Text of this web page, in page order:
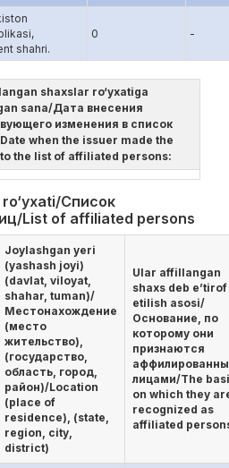
shаhri.
0 -
shaxslar ro‘yxatiga
sana/Дата внесения
изменения в список
when the issuer made the
the list of affiliated persons:
Список
List of affiliated persons
Joylashgan yeri
(yashash joyi)
(davlat, viloyat,
shahar, tuman)/
Местонахождение
(место
жительство),
(государство,
область, город,
район)/Location
(place of
residence), (state,
region, city,
district)
Ular affillangan
shaxs deb e’tirof
etilish asosi/
Основание, по
которому они
признаются
лицами/The
on which they
recognized as
affiliated